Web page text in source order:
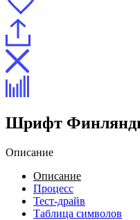
Шрифт
Описание
Описание
Процесс
Тест-драйв
Таблица символов